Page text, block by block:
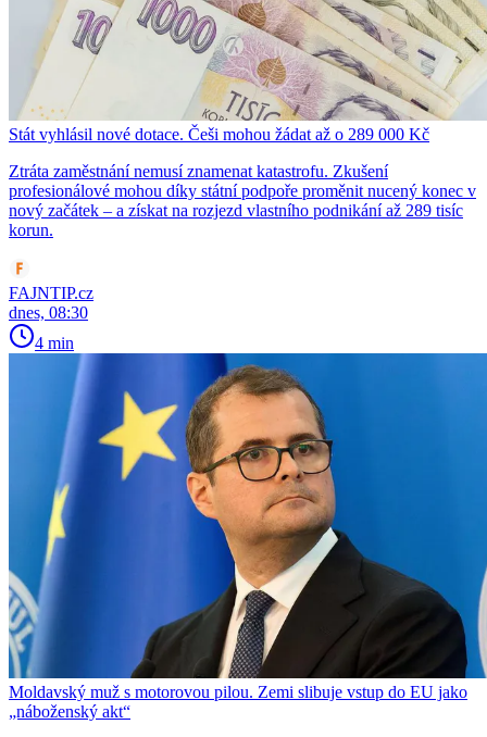
Stát vyhlásil nové dotace. Češi mohou žádat až o 289 000 Kč
Ztráta zaměstnání nemusí znamenat katastrofu. Zkušení
profesionálové mohou díky státní podpoře proměnit nucený konec v
nový začátek – a získat na rozjezd vlastního podnikání až 289 tisíc
korun.
FAJNTIP.cz
dnes, 08:30
4 min
Moldavský muž s motorovou pilou. Zemi slibuje vstup do EU jako
„náboženský akt“